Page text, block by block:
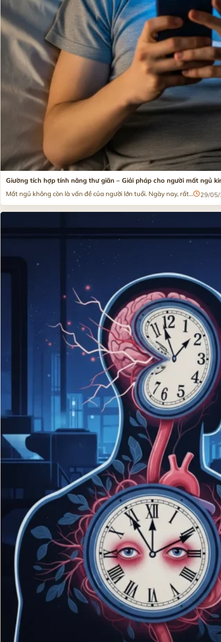
Giường tích hợp tính năng thư giãn – Giải pháp cho người mất ngủ
Mất ngủ không còn là vấn đề của người lớn tuổi. Ngày nay, rất...
29/